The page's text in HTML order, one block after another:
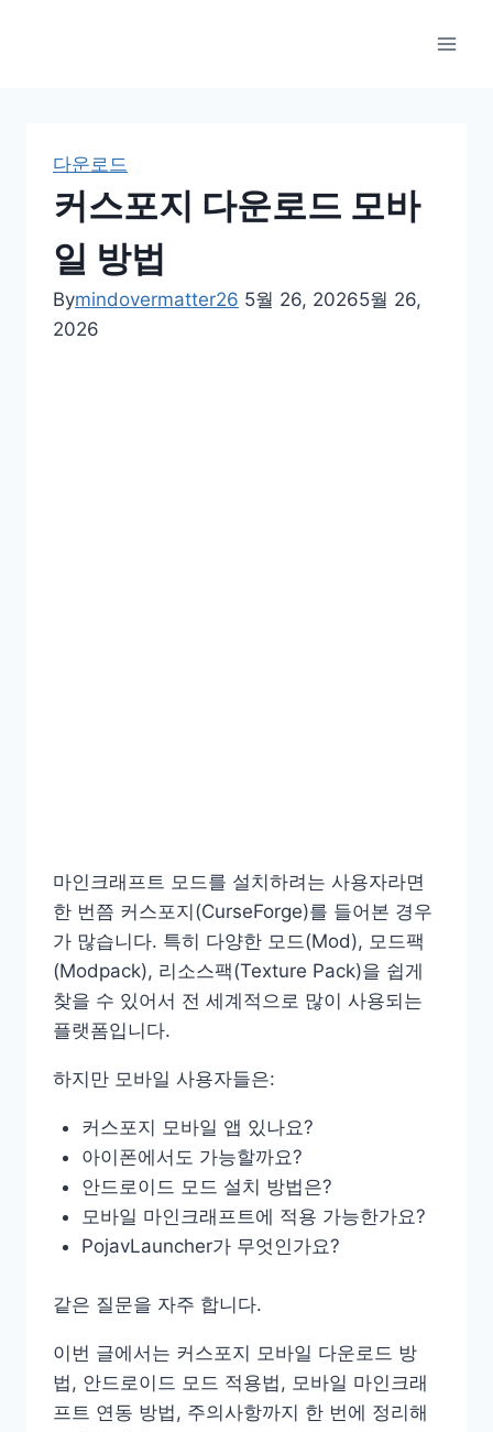
다운로드
커스포지 다운로드 모바
일 방법
Bymindovermatter26 5월 26, 20265월 26,
2026
마인크래프트 모드를 설치하려는 사용자라면
한 번쯤 커스포지(CurseForge)를 들어본 경우
가 많습니다. 특히 다양한 모드(Mod), 모드팩
(Modpack), 리소스팩(Texture Pack)을 쉽게
찾을 수 있어서 전 세계적으로 많이 사용되는
플랫폼입니다.
하지만 모바일 사용자들은:
커스포지 모바일 앱 있나요?
아이폰에서도 가능할까요?
안드로이드 모드 설치 방법은?
모바일 마인크래프트에 적용 가능한가요?
PojavLauncher가 무엇인가요?
같은 질문을 자주 합니다.
이번 글에서는 커스포지 모바일 다운로드 방
법, 안드로이드 모드 적용법, 모바일 마인크래
프트 연동 방법, 주의사항까지 한 번에 정리해